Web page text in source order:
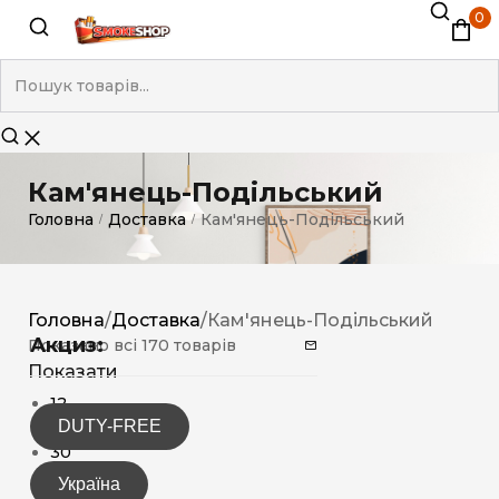
0
Кам'янець-Подільський
Головна / Доставка / Кам'янець-Подільський
Акциз:
DUTY-FREE
Україна
Головна/Доставка/Кам'янець-Подільський
Показано всі 170 товарів
Показати
12
15
30